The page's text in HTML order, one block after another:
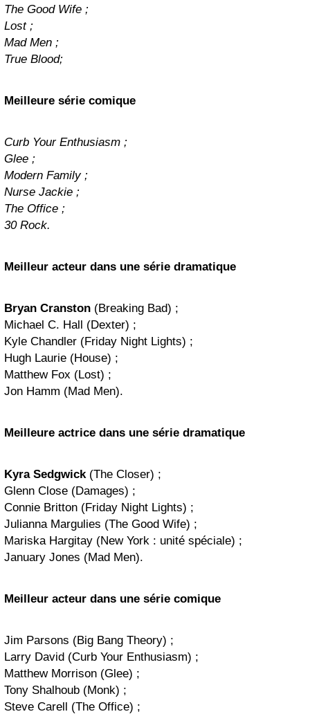
The Good Wife ;
Lost ;
Mad Men ;
True Blood;
Meilleure série comique
Curb Your Enthusiasm ;
Glee ;
Modern Family ;
Nurse Jackie ;
The Office ;
30 Rock.
Meilleur acteur dans une série dramatique
Bryan Cranston (Breaking Bad) ;
Michael C. Hall (Dexter) ;
Kyle Chandler (Friday Night Lights) ;
Hugh Laurie (House) ;
Matthew Fox (Lost) ;
Jon Hamm (Mad Men).
Meilleure actrice dans une série dramatique
Kyra Sedgwick(The Closer) ;
Glenn Close (Damages) ;
Connie Britton (Friday Night Lights) ;
Julianna Margulies (The Good Wife) ;
Mariska Hargitay (New York : unité spéciale) ;
January Jones (Mad Men).
Meilleur acteur dans une série comique
Jim Parsons (Big Bang Theory) ;
Larry David (Curb Your Enthusiasm) ;
Matthew Morrison (Glee) ;
Tony Shalhoub (Monk) ;
Steve Carell (The Office) ;